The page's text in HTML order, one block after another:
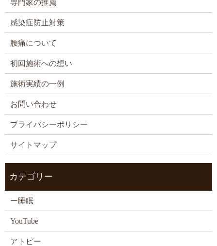
専門家の推薦
感染症防止対策
腰痛について
初回施術への想い
施術実績の一例
お問い合わせ
プライバシーポリシー
サイトマップ
カテゴリー
ー睡眠
YouTube
アトピー